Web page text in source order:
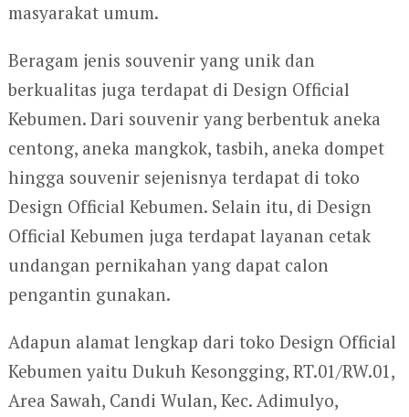
masyarakat umum.
Beragam jenis souvenir yang unik dan
berkualitas juga terdapat di Design Official
Kebumen. Dari souvenir yang berbentuk aneka
centong, aneka mangkok, tasbih, aneka dompet
hingga souvenir sejenisnya terdapat di toko
Design Official Kebumen. Selain itu, di Design
Official Kebumen juga terdapat layanan cetak
undangan pernikahan yang dapat calon
pengantin gunakan.
Adapun alamat lengkap dari toko Design Official
Kebumen yaitu Dukuh Kesongging, RT.01/RW.01,
Area Sawah, Candi Wulan, Kec. Adimulyo,